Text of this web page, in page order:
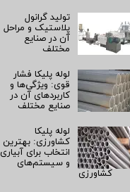
تولید گرانول
پلاستیک و مراحل
آن در صنایع
مختلف
لوله پلیکا فشار
قوی: ویژگی‌ها و
کاربردهای آن در
صنایع مختلف
لوله پلیکا
کشاورزی: بهترین
انتخاب برای آبیاری
و سیستم‌های
کشاورزی